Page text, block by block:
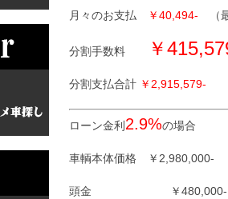
月々のお支払 ￥40,494- （
分割手数料 ￥
分割支払合計 ￥2,915,579-
ローン金利 2.9%の場合
車輌本体価格 ￥2,980,000-
頭金 ￥480,000-